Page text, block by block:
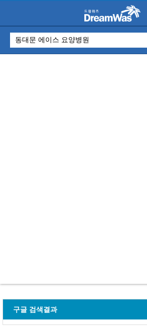
구글 검색결과